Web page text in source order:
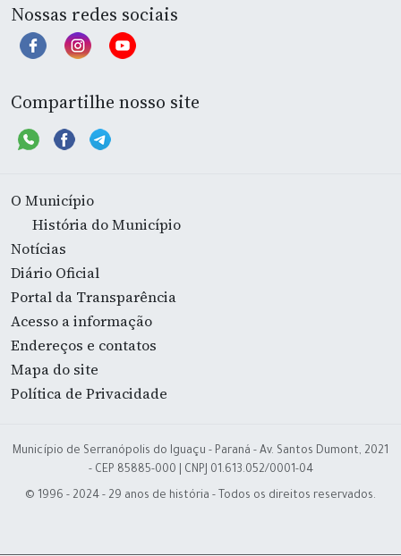
Nossas redes sociais
Compartilhe nosso site
O Município
História do Município
Notícias
Diário Oficial
Portal da Transparência
Acesso a informação
Endereços e contatos
Mapa do site
Política de Privacidade
Município de Serranópolis do Iguaçu - Paraná - Av. Santos Dumont, 2021
- CEP 85885-000 | CNPJ 01.613.052/0001-04
© 1996 - 2024 - 29 anos de história - Todos os direitos reservados.